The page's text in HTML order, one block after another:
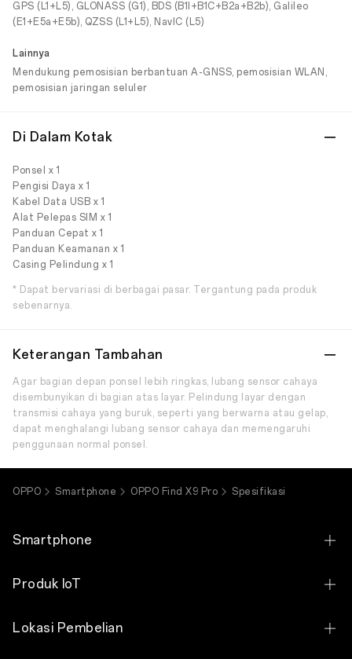
GPS (L1+L5), GLONASS (G1), BDS (B1I+B1C+B2a+B2b), Galileo
(E1+E5a+E5b), QZSS (L1+L5), NavIC (L5)
Lainnya
Mendukung pemosisian berbantuan A-GNSS, pemosisian WLAN,
pemosisian jaringan seluler
Di Dalam Kotak
Ponsel x 1
Pengisi Daya x 1
Kabel Data USB x 1
Alat Pelepas SIM x 1
Panduan Cepat x 1
Panduan Keamanan x 1
Casing Pelindung x 1
* Dapat bervariasi di berbagai pasar. Tergantung pada produk
sebenarnya.
Keterangan Tambahan
Agar bagian depan ponsel lebih ringkas, lubang sensor cahaya
disembunyikan di bagian atas layar. Pelindung layar dengan
transmisi cahaya yang buruk, seperti yang berwarna atau gelap,
dapat menghalangi lubang sensor cahaya dan memengaruhi
penggunaan normal ponsel.
OPPO Smartphone OPPO Find X9 Pro Spesifikasi
Smartphone
OPPO Find X9 Ultra
Produk IoT
OPPO Bubble
Lokasi Pembelian